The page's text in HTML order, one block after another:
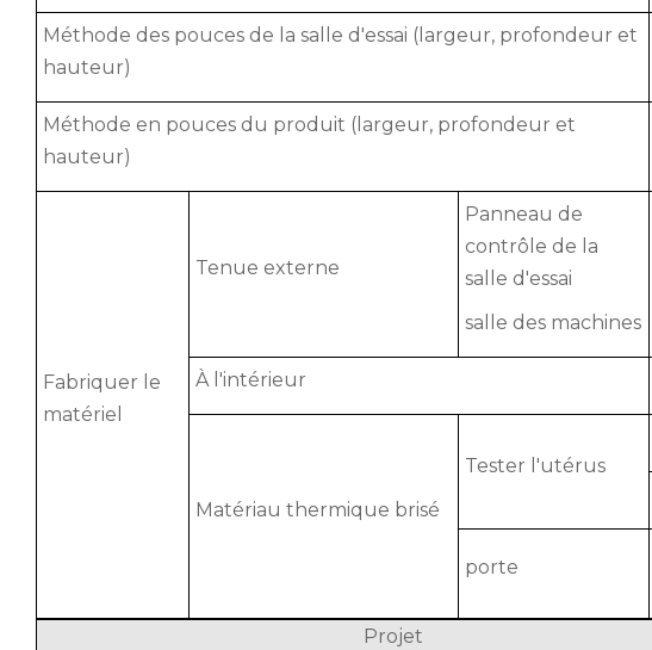
Méthode des pouces de la salle d'essai (largeur, profondeur et
hauteur)
Méthode en pouces du produit (largeur, profondeur et
hauteur)
Fabriquer le
matériel
Tenue externe
Panneau de
contrôle de la
salle d'essai
salle des machines
À l'intérieur
Matériau thermique brisé
Tester l'utérus
porte
Projet